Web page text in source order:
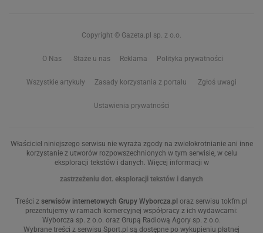
Copyright © Gazeta.pl sp. z o.o.
O Nas Staże u nas Reklama Polityka prywatności
Wszystkie artykuły Zasady korzystania z portalu Zgłoś uwagi
Ustawienia prywatności
Właściciel niniejszego serwisu nie wyraża zgody na zwielokrotnianie ani inne
korzystanie z utworów rozpowszechnionych w tym serwisie, w celu
eksploracji tekstów i danych. Więcej informacji w
zastrzeżeniu dot. eksploracji tekstów i danych
Treści z serwisów internetowych Grupy Wyborcza.pl oraz serwisu tokfm.pl
prezentujemy w ramach komercyjnej współpracy z ich wydawcami:
Wyborcza sp. z o.o. oraz Grupą Radiową Agory sp. z o.o.
Wybrane treści z serwisu Sport.pl są dostępne po wykupieniu płatnej